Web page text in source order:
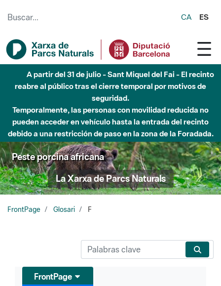
CA ES
A partir del 31 de julio - Sant Miquel del Fai - El recinto
reabre al público tras el cierre temporal por motivos de
seguridad.
Temporalmente, las personas con movilidad reducida no
pueden acceder en vehículo hasta la entrada del recinto
debido a una restricción de paso en la zona de la Foradada.
Peste porcina africana
La Xarxa de Parcs Naturals
FrontPage Glosari F
FrontPage